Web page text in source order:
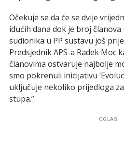
Očekuje se da će se dvije
idućih dana dok je broj
sudionika u PP sustavu još
Predsjednik APS-a Radek Moc
članovima ostvaruje najbolje
smo pokrenuli inicijativu
uključuje nekoliko prijedloga
stupa.”
OGLAS